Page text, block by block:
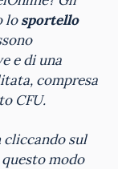
losportello
e di una
compresa
CFU.
cliccando sul
modo